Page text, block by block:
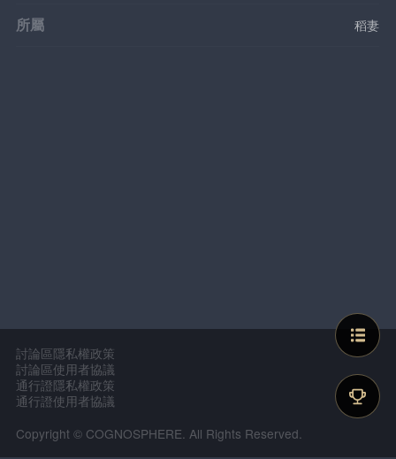
所屬 稻妻
討論區隱私權政策
討論區使用者協議
通行證隱私權政策
通行證使用者協議
Copyright © COGNOSPHERE. All Rights Reserved.